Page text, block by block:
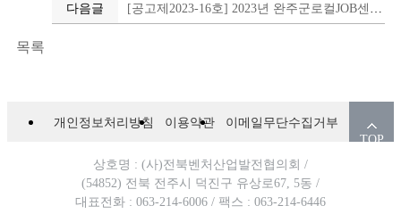
다음글
목록
개인정보처리방침 이용약관
이메일무단수집거부
TOP
상호명 : (사)전북벤처산업발전협의회 /
(54852) 전북 전주시 덕진구 유상로67, 5동 /
대표전화 : 063-214-6006 / 팩스 : 063-214-6446